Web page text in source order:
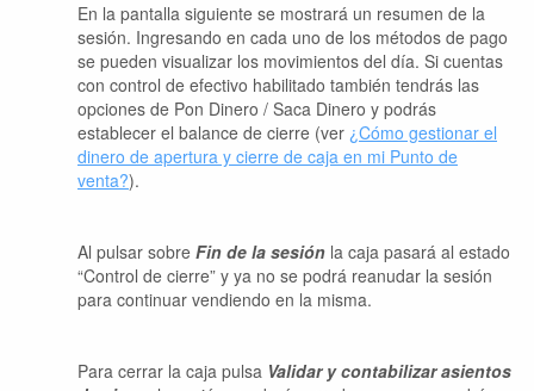
En la pantalla siguiente se mostrará un resumen de la
sesión. Ingresando en cada uno de los métodos de pago
se pueden visualizar los movimientos del día. Si cuentas
con control de efectivo habilitado también tendrás las
opciones de Pon Dinero / Saca Dinero y podrás
establecer el balance de cierre (ver ¿Cómo gestionar el
dinero de apertura y cierre de caja en mi Punto de
venta?).
Al pulsar sobre Fin de la sesión la caja pasará al estado
“Control de cierre” y ya no se podrá reanudar la sesión
para continuar vendiendo en la misma.
Para cerrar la caja pulsa Validar y contabilizar asientos